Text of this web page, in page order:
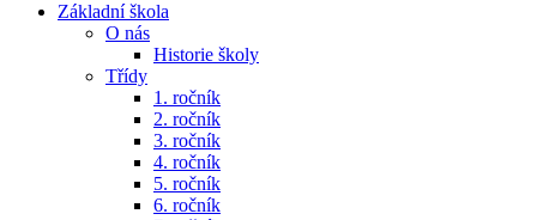
Základní škola
O nás
Historie školy
Třídy
1. ročník
2. ročník
3. ročník
4. ročník
5. ročník
6. ročník